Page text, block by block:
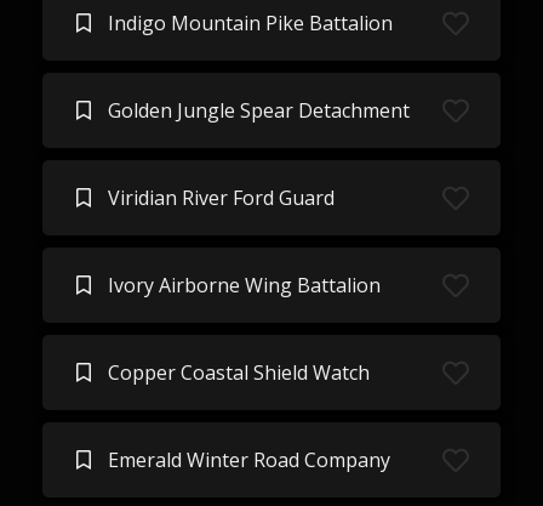
Indigo Mountain Pike Battalion
Golden Jungle Spear Detachment
Viridian River Ford Guard
Ivory Airborne Wing Battalion
Copper Coastal Shield Watch
Emerald Winter Road Company